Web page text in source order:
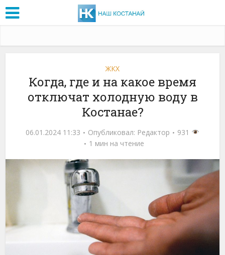
ЖКХ
Когда, где и на какое время
отключат холодную воду в
Костанае?
06.01.2024 11:33 Опубликовал: Редактор
931
1 мин на чтение